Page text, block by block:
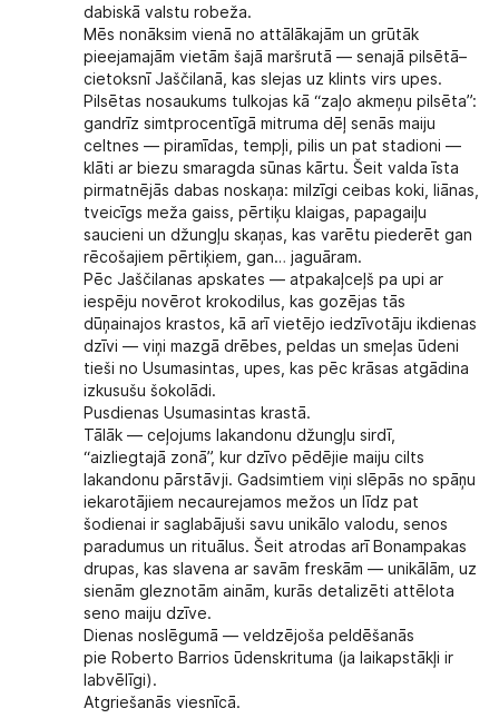
dabiskā valstu robeža.
Mēs nonāksim vienā no attālākajām un grūtāk
pieejamajām vietām šajā maršrutā — senajā pilsētā–
cietoksnī Jaščilanā, kas slejas uz klints virs upes.
Pilsētas nosaukums tulkojas kā “zaļo akmeņu pilsēta”:
gandrīz simtprocentīgā mitruma dēļ senās maiju
celtnes — piramīdas, tempļi, pilis un pat stadioni —
klāti ar biezu smaragda sūnas kārtu. Šeit valda īsta
pirmatnējās dabas noskaņa: milzīgi ceibas koki, liānas,
tveicīgs meža gaiss, pērtiķu klaigas, papagaiļu
saucieni un džungļu skaņas, kas varētu piederēt gan
rēcošajiem pērtiķiem, gan… jaguāram.
Pēc Jaščilanas apskates — atpakaļceļš pa upi ar
iespēju novērot krokodilus, kas gozējas tās
dūņainajos krastos, kā arī vietējo iedzīvotāju ikdienas
dzīvi — viņi mazgā drēbes, peldas un smeļas ūdeni
tieši no Usumasintas, upes, kas pēc krāsas atgādina
izkusušu šokolādi.
Pusdienas Usumasintas krastā.
Tālāk — ceļojums lakandonu džungļu sirdī,
“aizliegtajā zonā”, kur dzīvo pēdējie maiju cilts
lakandonu pārstāvji. Gadsimtiem viņi slēpās no spāņu
iekarotājiem necaurejamos mežos un līdz pat
šodienai ir saglabājuši savu unikālo valodu, senos
paradumus un rituālus. Šeit atrodas arī Bonampakas
drupas, kas slavena ar savām freskām — unikālām, uz
sienām gleznotām ainām, kurās detalizēti attēlota
seno maiju dzīve.
Dienas noslēgumā — veldzējoša peldēšanās
pie Roberto Barrios ūdenskrituma (ja laikapstākļi ir
labvēlīgi).
Atgriešanās viesnīcā.